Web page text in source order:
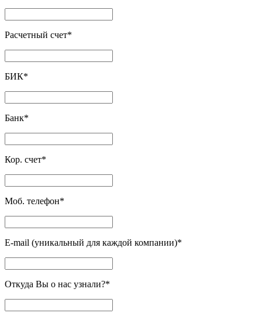
Расчетный счет*
БИК*
Банк*
Кор. счет*
Моб. телефон*
E-mail (уникальный для каждой компании)*
Откуда Вы о нас узнали?*